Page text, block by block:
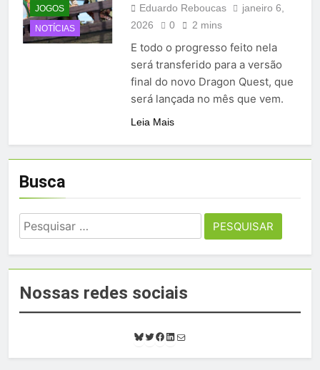
JOGOS
NOTÍCIAS
Eduardo Reboucas
janeiro 6,
2026
0 2 mins
E todo o progresso feito nela
será transferido para a versão
final do novo Dragon Quest, que
será lançada no mês que vem.
Leia Mais
Busca
Pesquisar
por:
Nossas redes sociais
B
u
T
i
F
c
L
n